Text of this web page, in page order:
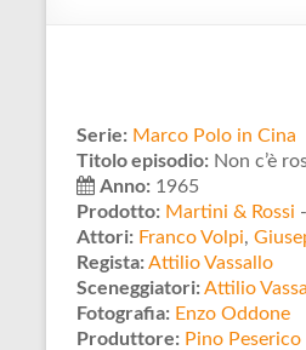
Serie: Marco Polo in Cina
Titolo episodio: Non c’è
Anno: 1965
Prodotto: Martini & Rossi -
Attori: Franco Volpi,
Regista:Attilio Vassallo
Sceneggiatori:Attilio
Fotografia: Enzo Oddone
Produttore: Pino Peserico